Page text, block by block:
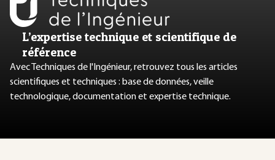
L’expertise technique et scientifique de
référence
Avec Techniques de l'Ingénieur, retrouvez tous les articles
scientifiques et techniques : base de données, veille
technologique, documentation et expertise technique.